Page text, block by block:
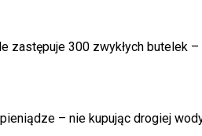
zastępuje 300 zwykłych butelek
– nie kupując drogiej